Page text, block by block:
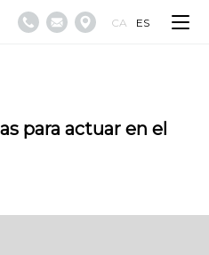
CA ES
para actuar en el